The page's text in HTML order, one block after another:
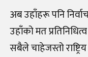
अब उहाँहरू पनि
उहाँको मत
सबैले चाहेजस्तो